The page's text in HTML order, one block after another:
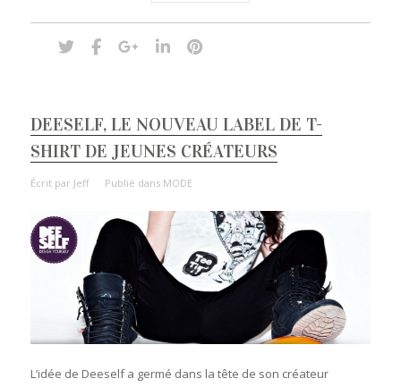
DEESELF, LE NOUVEAU LABEL DE T-
SHIRT DE JEUNES CRÉATEURS
Écrit par Jeff Publié dans MODE
L’idée de Deeself a germé dans la tête de son créateur